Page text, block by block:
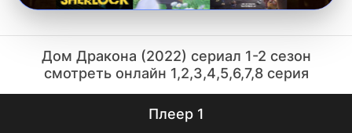
Дом Дракона (2022) сериал 1-2 сезон
смотреть онлайн 1,2,3,4,5,6,7,8 серия
Плеер 1